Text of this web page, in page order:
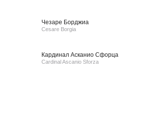
Чезаре Борджиа
Cesare Borgia
Кардинал Асканио Сфорца
Cardinal Ascanio Sforza